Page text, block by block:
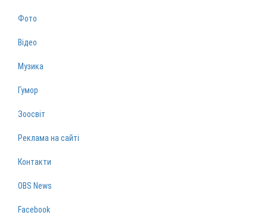
Фото
Відео
Музика
Гумор
Зоосвіт
Реклама на сайті
Контакти
OBS News
Facebook